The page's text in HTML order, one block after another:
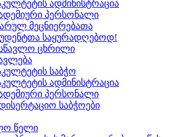
ადმინისტრაცია
პერსონალი
მეცნიერებათა
საყურადღებოდ!
ცხრილი
საბჭო
ადმინისტრაცია
პერსონალი
საბჭოები
წელი